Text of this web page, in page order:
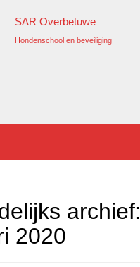
SAR Overbetuwe
Hondenschool en beveiliging
archief:
2020